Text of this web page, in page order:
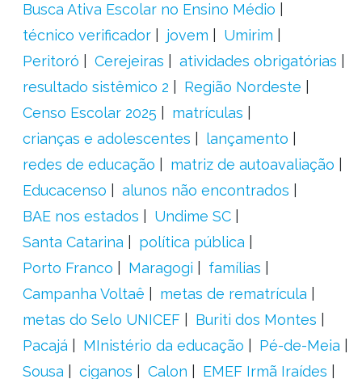
Busca Ativa Escolar no Ensino Médio
técnico verificador
jovem
Umirim
Peritoró
Cerejeiras
atividades obrigatórias
resultado sistêmico 2
Região Nordeste
Censo Escolar 2025
matrículas
crianças e adolescentes
lançamento
redes de educação
matriz de autoavaliação
Educacenso
alunos não encontrados
BAE nos estados
Undime SC
Santa Catarina
política pública
Porto Franco
Maragogi
famílias
Campanha Voltaê
metas de rematrícula
metas do Selo UNICEF
Buriti dos Montes
Pacajá
MInistério da educação
Pé-de-Meia
Sousa
ciganos Calon
EMEF Irmã Iraídes